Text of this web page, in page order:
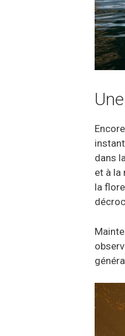
dans
et à la
la